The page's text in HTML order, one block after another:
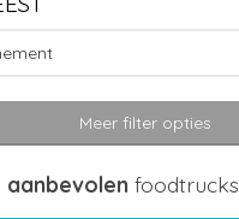
Meer filter opties
aanbevolen foodtrucks